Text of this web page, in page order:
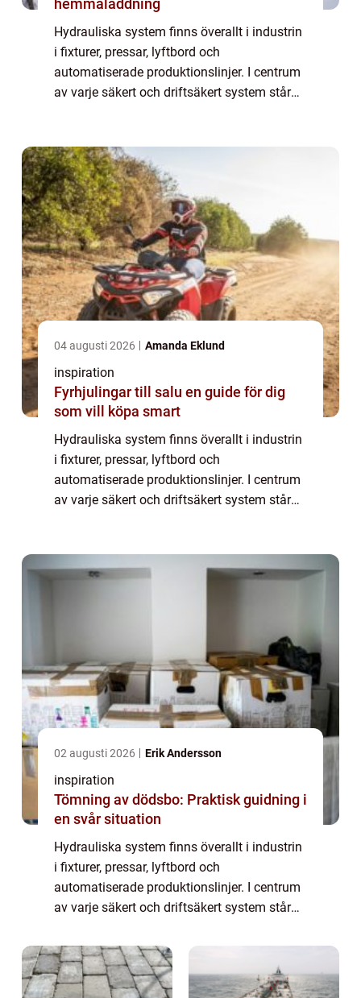
Hydrauliska system finns överallt i industrin
i fixturer, pressar, lyftbord och
automatiserade produktionslinjer. I centrum
av varje säkert och driftsäkert system står
04 augusti 2026 Amanda Eklund
inspiration
Fyrhjulingar till salu en guide för dig
som vill köpa smart
Hydrauliska system finns överallt i industrin
i fixturer, pressar, lyftbord och
automatiserade produktionslinjer. I centrum
av varje säkert och driftsäkert system står
02 augusti 2026 Erik Andersson
inspiration
Tömning av dödsbo: Praktisk guidning i
en svår situation
Hydrauliska system finns överallt i industrin
i fixturer, pressar, lyftbord och
automatiserade produktionslinjer. I centrum
av varje säkert och driftsäkert system står
genom hela anläggningen. Utan rätt ...